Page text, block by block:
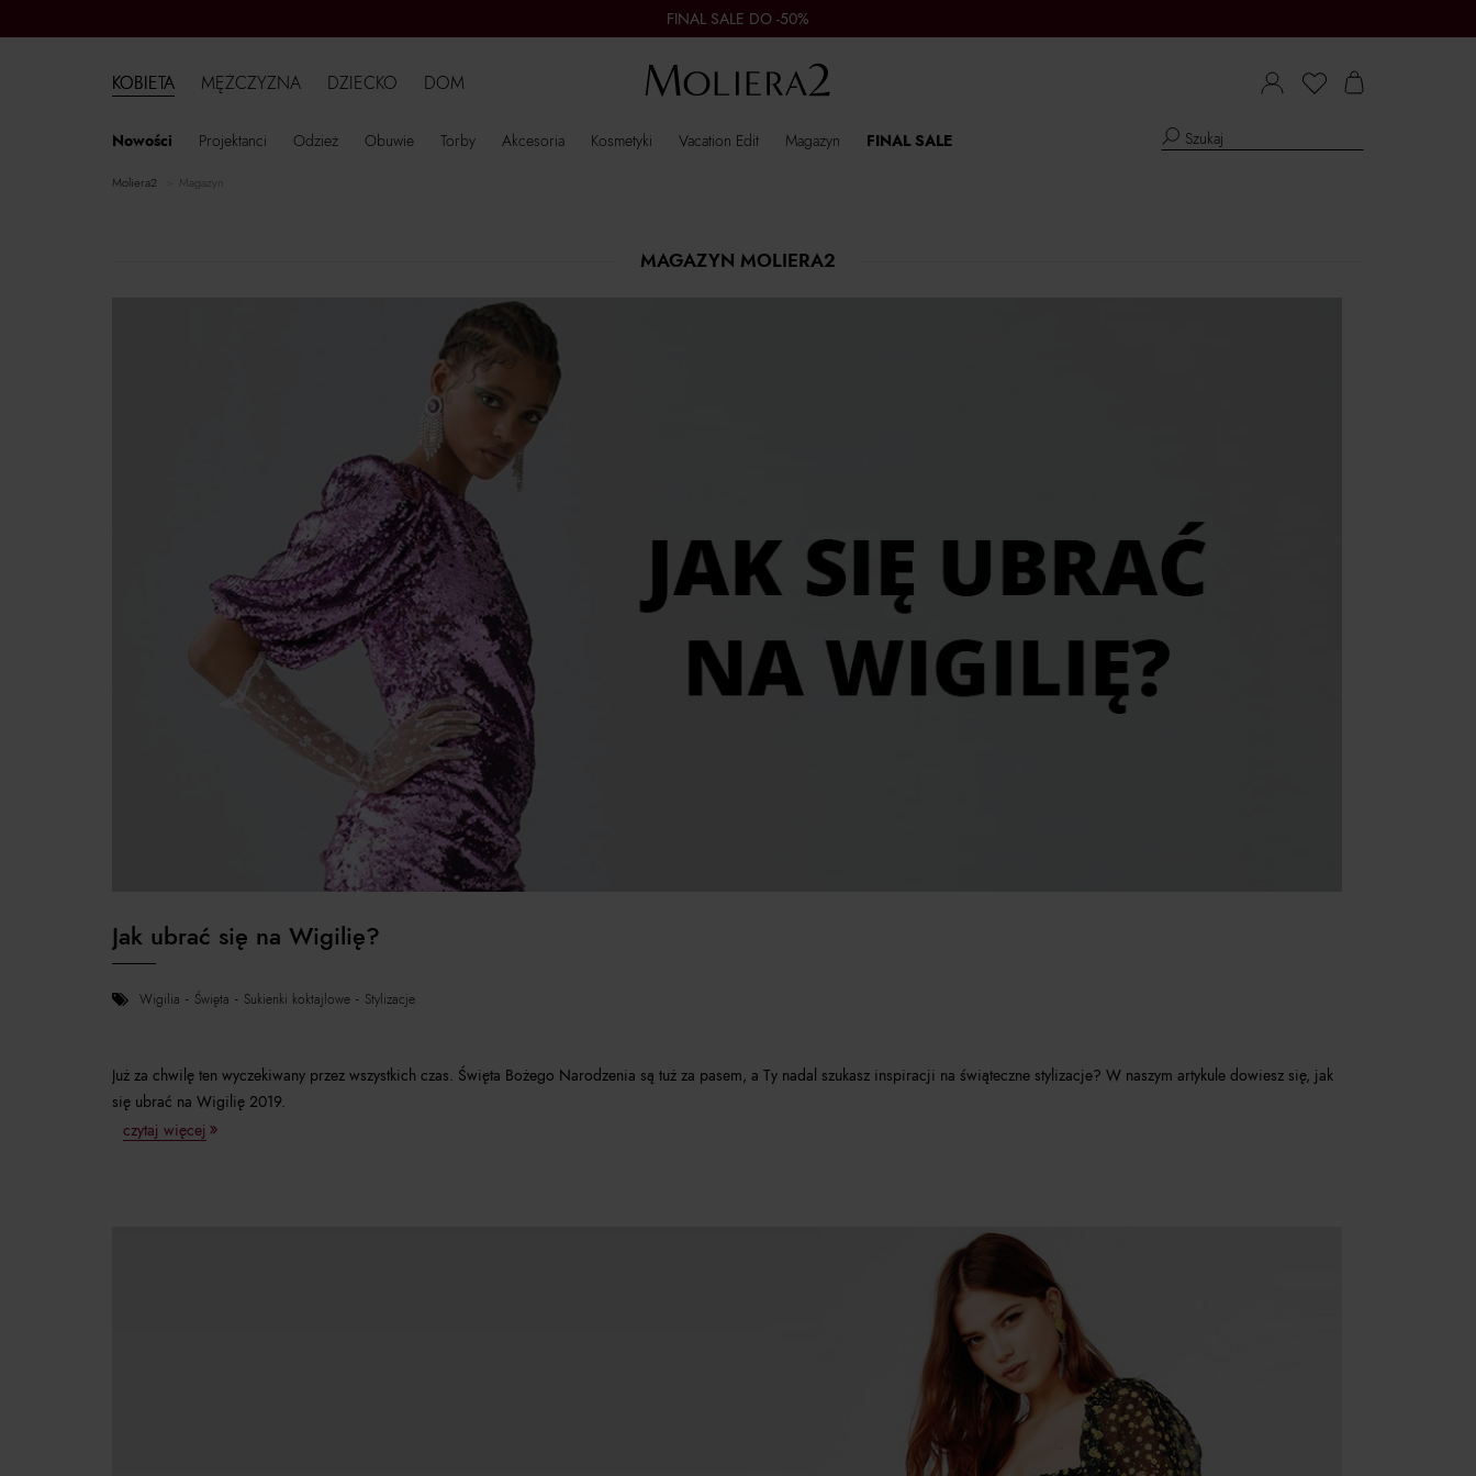
FINAL SALE DO -50%
KOBIETA
Nowości Projektanci Odzież Obuwie Torby Akcesoria Kosmetyki Vacation Edit Magazyn FINAL SALE
MĘŻCZYZNA DZIECKO DOM
moliera2 Magazyn
MAGAZYN MOLIERA2
Jak ubrać się na Wigilię?
wigilia święta sukienki koktajlowe stylizacje
Już za chwilę ten wyczekiwany przez wszystkich czas. Święta Bożego Narodzenia są tuż za pasem, a Ty nadal szukasz inspiracji na świąteczne stylizacje? W naszym artykule dowiesz się, jak
się ubrać na Wigilię 2019.
czytaj więcej